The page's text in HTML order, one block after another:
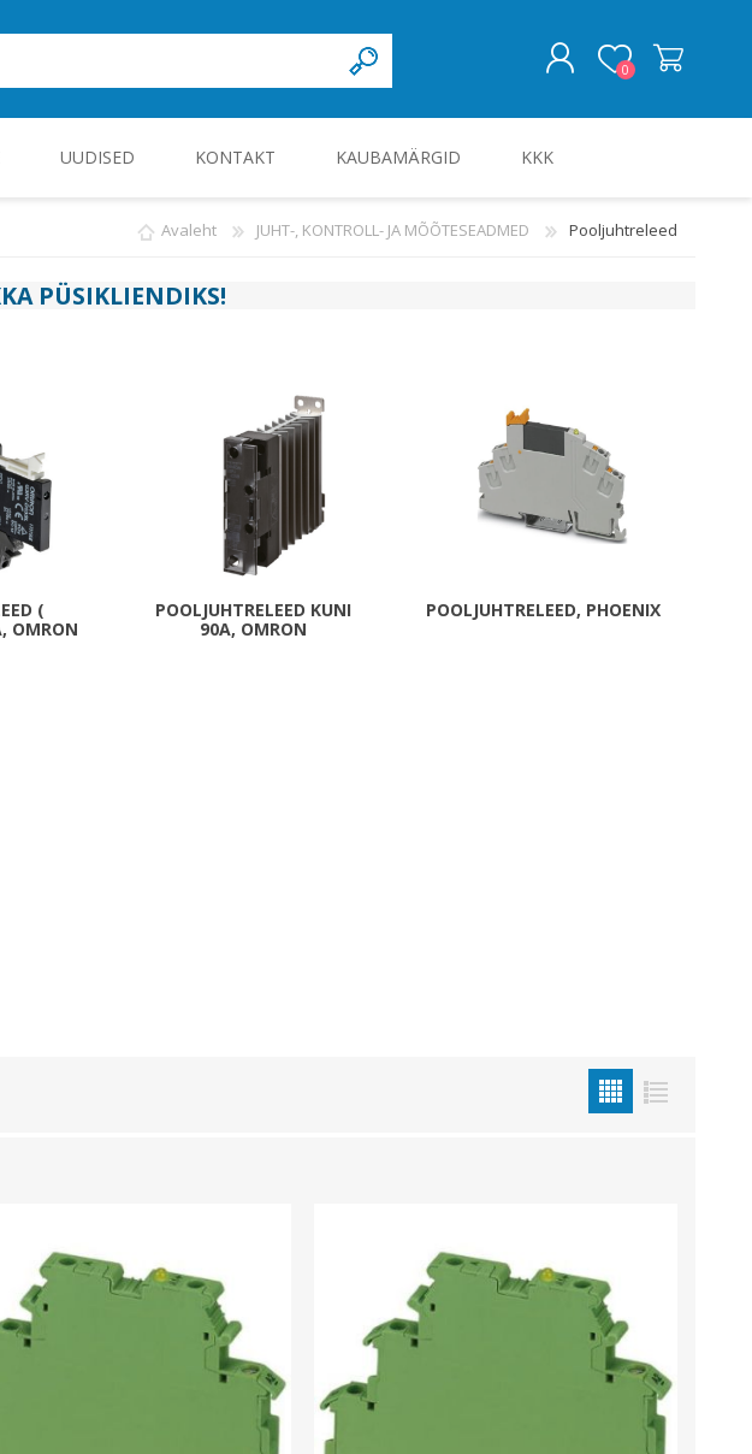
0
Metallkilbid, süvispaigaldus
Metallkilbid, pindpaigaldus
Kilbid, aluspaigaldus
UUDISED KONTAKT KAUBAMÄRGID KKK
Avaleht JUHT-, KONTROLL- JA MÕÕTESEADMED Pooljuhtreleed
PÜSIKLIENDIKS!
(
OMRON
POOLJUHTRELEED KUNI
90A, OMRON
POOLJUHTRELEED, PHOENIX